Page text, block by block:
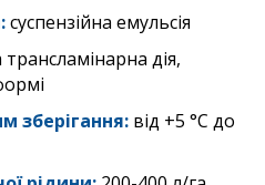
суспензійна емульсія
дія,
зберігання: від +5 °С до